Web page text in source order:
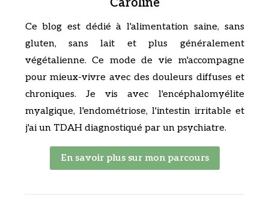
Caroline
Ce blog est dédié à l'alimentation saine, sans
gluten, sans lait et plus généralement
végétalienne. Ce mode de vie m'accompagne
pour mieux-vivre avec des douleurs diffuses et
chroniques. Je vis avec l'encéphalomyélite
myalgique, l'endométriose, l'intestin irritable et
j'ai un TDAH diagnostiqué par un psychiatre.
En savoir plus sur mon parcours